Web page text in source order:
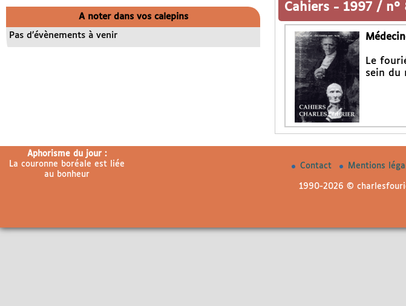
Cahiers - 1997 / n°
Le
sein du
A noter dans vos calepins
Pas d’évènements à venir
Aphorisme du jour :
La couronne boréale est liée
au bonheur
Contact Mentions
1990-2026 ©